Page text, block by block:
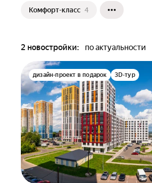
Комфорт-класс 4
2 новостройки: по актуальности
дизайн-проект в подарок 3D-тур